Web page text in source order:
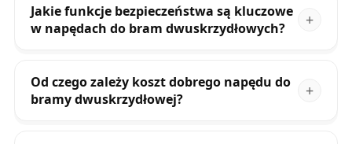
Jakie funkcje bezpieczeństwa są kluczowe
w napędach do bram dwuskrzydłowych?
Od czego zależy koszt dobrego napędu do
bramy dwuskrzydłowej?